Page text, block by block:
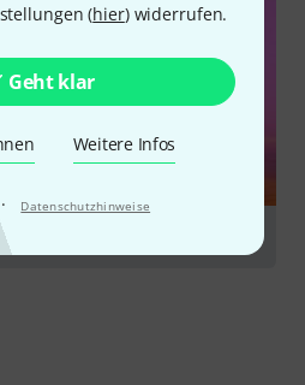
(hier) widerrufen.
Geht klar
Weitere Infos
· Datenschutzhinweise